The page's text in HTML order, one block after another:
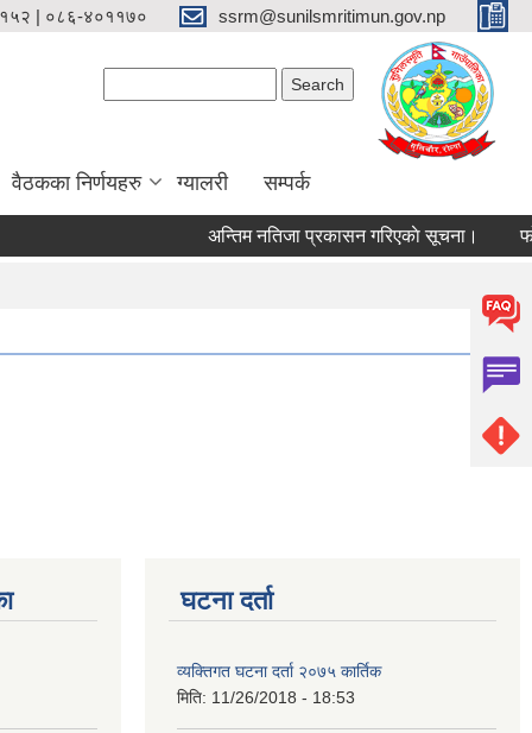
| ०८६-४०११७० ssrm@sunilsmritimun.gov.np
वैठकका निर्णयहरु ग्यालरी सम्पर्क
अन्तिम नतिजा प्रकासन गरिएकाे सूचना।
घटना दर्ता
व्यक्तिगत घटना दर्ता २०७५ कार्तिक
मिति: 11/26/2018 - 18:53